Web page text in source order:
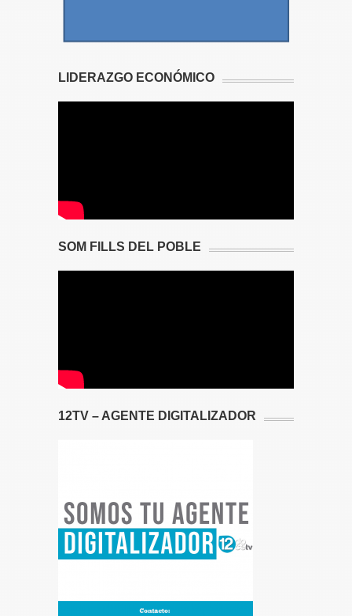
LIDERAZGO ECONÓMICO
SOM FILLS DEL POBLE
12TV – AGENTE DIGITALIZADOR